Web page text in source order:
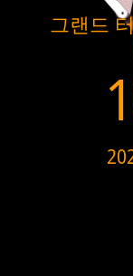
그랜드